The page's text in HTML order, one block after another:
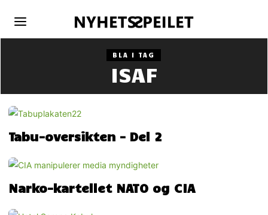
BLA I TAG
ISAF
Tabu-oversikten – Del 2
Narko-kartellet NATO og CIA